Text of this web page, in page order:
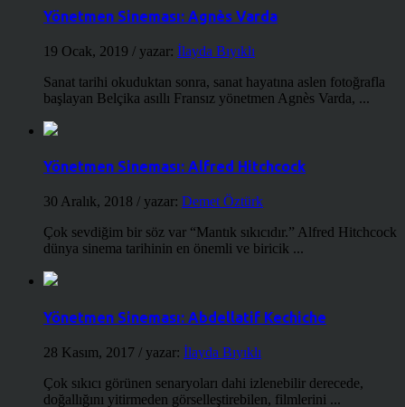
Yönetmen Sineması: Agnès Varda
19 Ocak, 2019 / yazar: İlayda Bıyıklı
Sanat tarihi okuduktan sonra, sanat hayatına aslen fotoğrafla
başlayan Belçika asıllı Fransız yönetmen Agnès Varda, ...
Yönetmen Sineması: Alfred Hitchcock
30 Aralık, 2018 / yazar: Demet Öztürk
Çok sevdiğim bir söz var “Mantık sıkıcıdır.” Alfred Hitchcock
dünya sinema tarihinin en önemli ve biricik ...
Yönetmen Sineması: Abdellatif Kechiche
28 Kasım, 2017 / yazar: İlayda Bıyıklı
Çok sıkıcı görünen senaryoları dahi izlenebilir derecede,
doğallığını yitirmeden görselleştirebilen, filmlerini ...